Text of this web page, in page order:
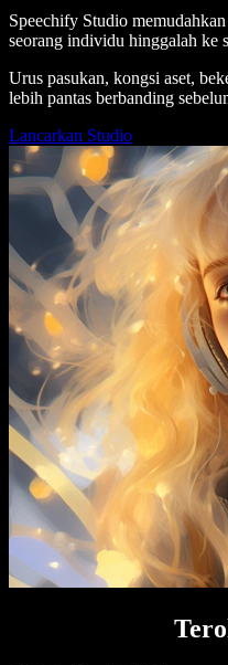
Speechify Studio
seorang individu hinggalah ke
Urus pasukan, kongsi aset,
lebih pantas berbanding
Lancarkan Studio